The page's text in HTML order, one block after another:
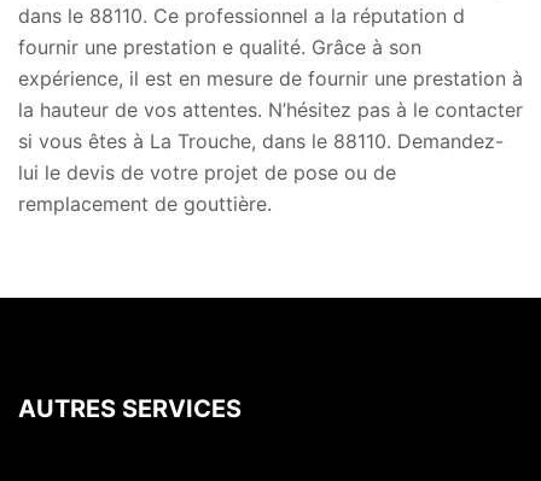
dans le 88110. Ce professionnel a la réputation d
fournir une prestation e qualité. Grâce à son
expérience, il est en mesure de fournir une prestation à
la hauteur de vos attentes. N’hésitez pas à le contacter
si vous êtes à La Trouche, dans le 88110. Demandez-
lui le devis de votre projet de pose ou de
remplacement de gouttière.
AUTRES SERVICES